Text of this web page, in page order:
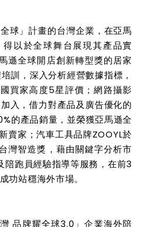
球」計畫的台灣企業，在亞馬
以於全球舞台展現其產品實
遜全球開店創新轉型獎的居家
訓，深入分析經營數據指標，
買家高度5星評價；網路攝影
入，借力對產品及廣告優化的
的產品銷量，並榮獲亞馬遜全
賣家；汽車工具品牌ZOOYL於
灣智造獎，藉由關鍵字分析市
陪跑員經驗指導等服務，在前3
功站穩海外市場。
品牌耀全球3.0」企業海外陪